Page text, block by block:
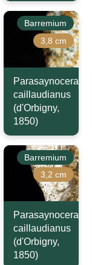
Barremium
3,8 cm
Parasaynoceras
caillaudianus
(d'Orbigny,
1850)
Barremium
3,2 cm
Parasaynoceras
caillaudianus
(d'Orbigny,
1850)